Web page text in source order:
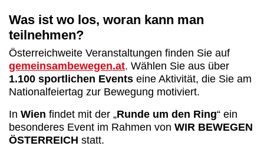
Was ist wo los, woran kann man
teilnehmen?
Österreichweite Veranstaltungen finden Sie auf
gemeinsambewegen.at. Wählen Sie aus über
1.100 sportlichen Events eine Aktivität, die Sie am
Nationalfeiertag zur Bewegung motiviert.
In Wien findet mit der „Runde um den Ring“ ein
besonderes Event im Rahmen von WIR BEWEGEN
ÖSTERREICH statt.